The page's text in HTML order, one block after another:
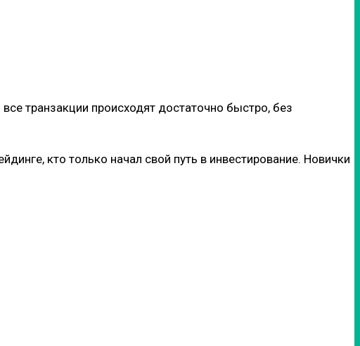
транзакции происходят достаточно быстро, без
кто только начал свой путь в инвестирование. Новички